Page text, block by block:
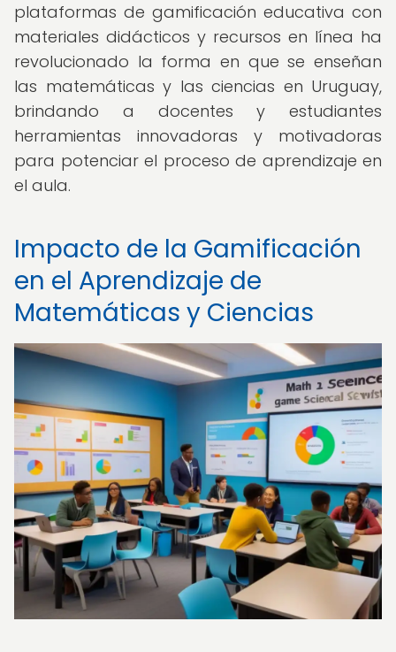
plataformas de gamificación educativa con
materiales didácticos y recursos en línea ha
revolucionado la forma en que se enseñan
las matemáticas y las ciencias en Uruguay,
brindando a docentes y estudiantes
herramientas innovadoras y motivadoras
para potenciar el proceso de aprendizaje en
el aula.
Impacto de la Gamificación
en el Aprendizaje de
Matemáticas y Ciencias